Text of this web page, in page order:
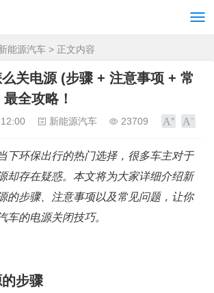
能源汽车 > 正文内容
关电源 (步骤 + 注意事项 + 常
全攻略！
新能源汽车 23709
下环保出行的热门选择，很多车主对于
却存在疑惑。本文将为大家详细介绍新
的步骤、注意事项以及常见问题，让你
车的电源关闭技巧。
步骤